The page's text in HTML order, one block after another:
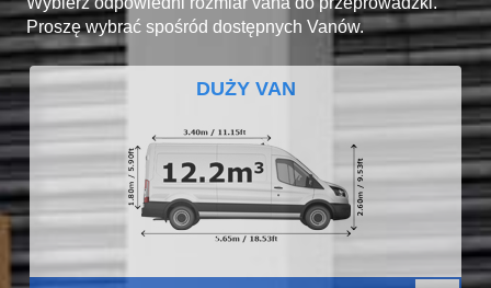
Proszę wybrać spośród dostępnych Vanów.
DUŻY VAN